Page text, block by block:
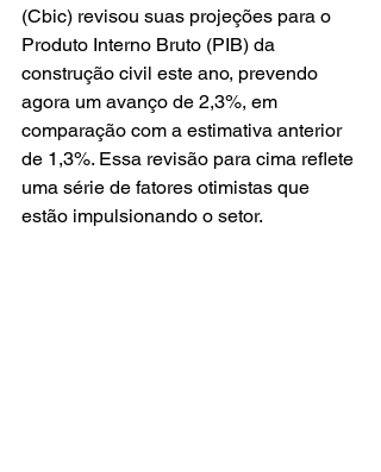
(Cbic) revisou suas projeções para o
Produto Interno Bruto (PIB) da
construção civil este ano, prevendo
agora um avanço de 2,3%, em
comparação com a estimativa anterior
de 1,3%. Essa revisão para cima reflete
uma série de fatores otimistas que
estão impulsionando o setor.